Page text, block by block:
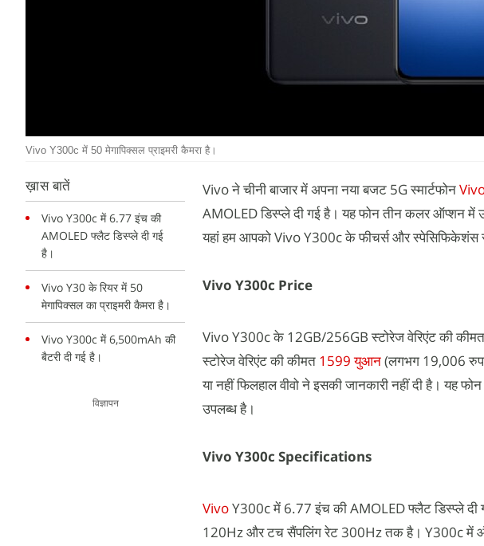
Vivo Y300c में 50 मेगापिक्सल प्राइमरी कैमरा है।
ख़ास बातें
Vivo Y300c में 6.77 इंच की
AMOLED फ्लैट डिस्प्ले दी गई
है।
Vivo Y30 के रियर में 50
मेगापिक्सल का प्राइमरी कैमरा है।
Vivo Y300c में 6,500mAh की
बैटरी दी गई है।
विज्ञापन
Vivo ने चीनी बाजार में अपना नया बजट 5G स्मार्टफोन
AMOLED डिस्प्ले दी गई है। यह फोन तीन कलर ऑप्शन में
यहां हम आपको Vivo Y300c के फीचर्स और स्पेसिफिकेशंस
Vivo Y300c Price
Vivo Y300c के 12GB/256GB स्टोरेज वेरिएंट की
स्टोरेज वेरिएंट की कीमत 1599 युआन(लगभग 19,006
या नहीं फिलहाल वीवो ने इसकी जानकारी नहीं दी है। यह
उपलब्ध है।
Vivo Y300c Specifications
VivoY300c में 6.77 इंच की AMOLED फ्लैट डिस्प्ले
120Hz और टच सैंपलिंग रेट 300Hz तक है। Y300c में